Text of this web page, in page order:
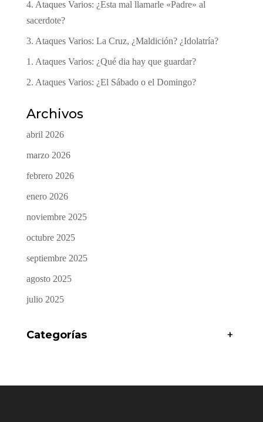
4. Ataques Varios: ¿Esta mal llamarle «Padre» al
sacerdote?
3. Ataques Varios: La Cruz, ¿Maldición? ¿Idolatría?
1. Ataques Varios: ¿Qué dia hay que guardar?
2. Ataques Varios: ¿El Sábado o el Domingo?
Archivos
abril 2026
marzo 2026
febrero 2026
enero 2026
noviembre 2025
octubre 2025
septiembre 2025
agosto 2025
julio 2025
Categorías +